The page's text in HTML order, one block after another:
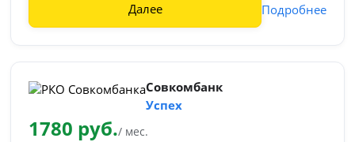
Далее Подробнее
Совкомбанк
Успех
1780 руб./ мес.